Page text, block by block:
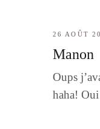
26 AOÛT
Manon
Oups
haha!